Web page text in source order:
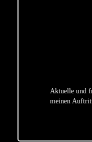
Aktuelle und
meinen